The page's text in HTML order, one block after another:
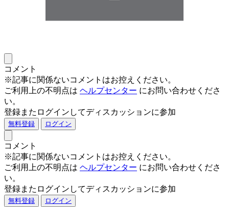
コメント
※記事に関係ないコメントはお控えください。
ご利用上の不明点は ヘルプセンター にお問い合わせくださ
い。
登録またログインしてディスカッションに参加
無料登録 ログイン
コメント
※記事に関係ないコメントはお控えください。
ご利用上の不明点は ヘルプセンター にお問い合わせくださ
い。
登録またログインしてディスカッションに参加
無料登録 ログイン